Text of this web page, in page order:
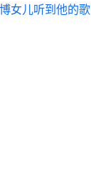
女儿听到他的歌